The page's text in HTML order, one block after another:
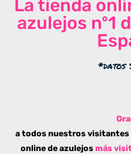
La tienda
azulejos nº1
*datos
a todos nuestros visitantes
online de azulejos más